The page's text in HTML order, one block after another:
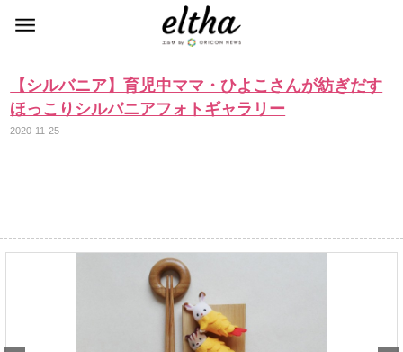
【シルバニア】育児中ママ・ひよこさんが紡ぎだす
ほっこりシルバニアフォトギャラリー
2020-11-25